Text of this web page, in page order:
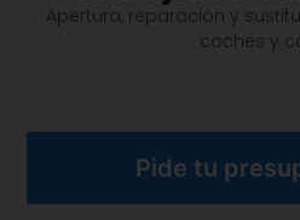
Apertura, reparación y
coches y
Pide tu